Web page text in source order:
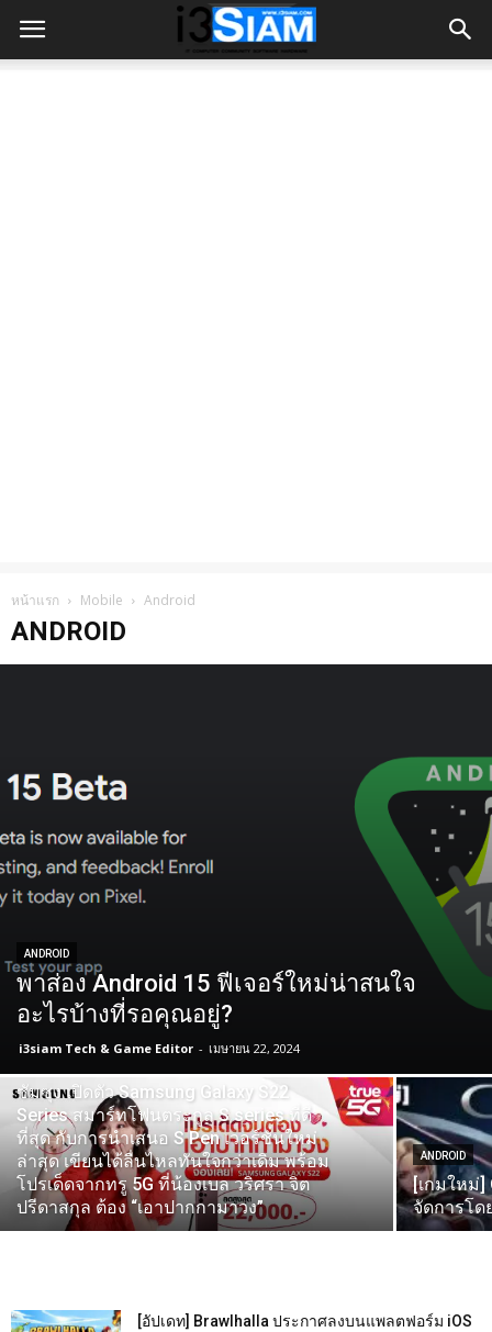
หน้าแรก Mobile Android
ANDROID
ANDROID
พาส่อง Android 15 ฟีเจอร์ใหม่น่าสนใจ
อะไรบ้างที่รอคุณอยู่?
i3siam Tech & Game Editor - เมษายน 22, 2024
ซัมซุง เปิดตัว Samsung Galaxy S22
Series สมาร์ทโฟนตระกูล S series ที่ดี
ที่สุด กับการนำเสนอ S Pen เวอร์ชั่นใหม่
ล่าสุด เขียนได้ลื่นไหลทันใจกว่าเดิม พร้อม
โปรเด็ดจากทรู 5G ที่น้องเบล วริศรา จิต
ปรีดาสกุล ต้อง “เอาปากกามาวง”
ANDROID
[เกมใหม่]
จัดการโด
[อัปเดท] Brawlhalla ประกาศลงบนแพลตฟอร์ม iOS